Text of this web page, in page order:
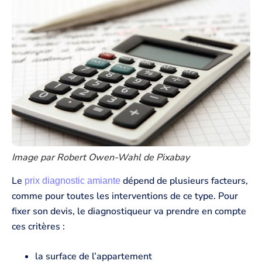
Image par Robert Owen-Wahl de Pixabay
Le prix diagnostic amiante dépend de plusieurs facteurs,
comme pour toutes les interventions de ce type. Pour
fixer son devis, le diagnostiqueur va prendre en compte
ces critères :
la surface de l’appartement